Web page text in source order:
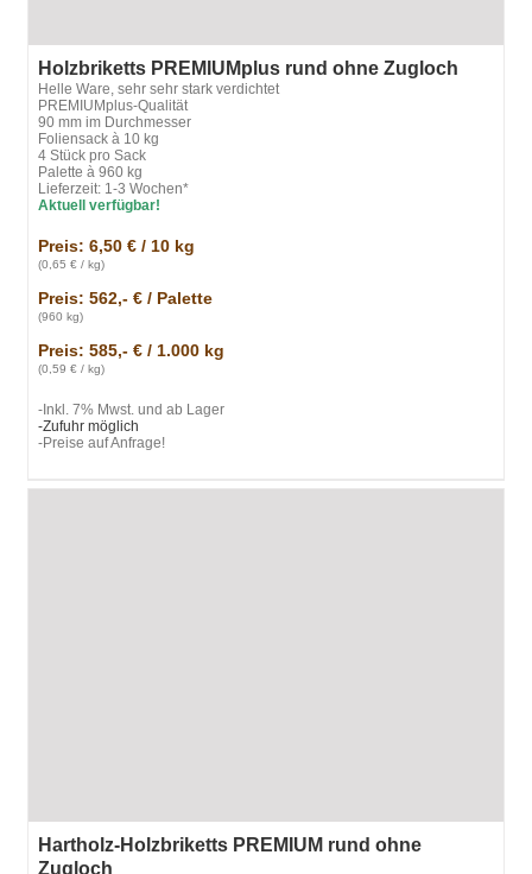
Holzbriketts PREMIUMplus rund ohne Zugloch
Helle Ware, sehr sehr stark verdichtet
PREMIUMplus-Qualität
90 mm im Durchmesser
Foliensack à 10 kg
4 Stück pro Sack
Palette à 960 kg
Lieferzeit: 1-3 Wochen*
Aktuell verfügbar!
Preis: 6,50 € / 10 kg
(0,65 € / kg)
Preis: 562,- € / Palette
(960 kg)
Preis: 585,- € / 1.000 kg
(0,59 € / kg)
-Inkl. 7% Mwst. und ab Lager
-Zufuhr möglich
-Preise auf Anfrage!
Hartholz-Holzbriketts PREMIUM rund ohne
Zugloch